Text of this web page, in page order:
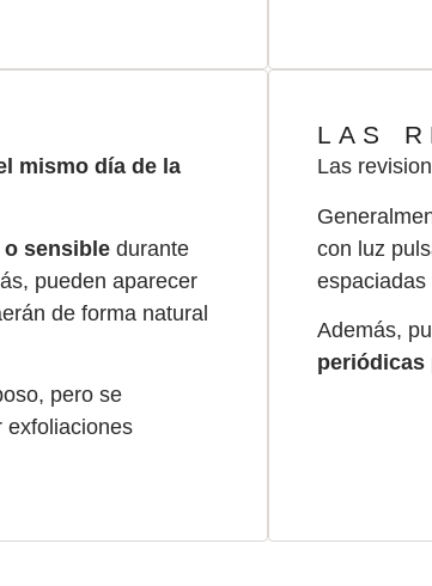
mismo día de la
sensible durante
pueden aparecer
de forma natural
pero se
LAS
Las
con luz
espaciadas
Además,
periódicas